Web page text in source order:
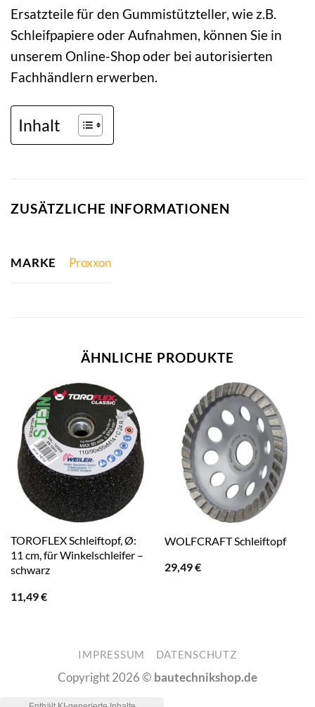
Ersatzteile für den Gummistützteller, wie z.B.
Schleifpapiere oder Aufnahmen, können Sie in
unserem Online-Shop oder bei autorisierten
Fachhändlern erwerben.
Inhalt
ZUSÄTZLICHE INFORMATIONEN
MARKE Proxxon
ÄHNLICHE PRODUKTE
TOROFLEX Schleiftopf, Ø:
11 cm, für Winkelschleifer –
schwarz
11,49€
WOLFCRAFT Schleiftopf
29,49€
IMPRESSUM DATENSCHUTZ
Copyright 2026 © bautechnikshop.de